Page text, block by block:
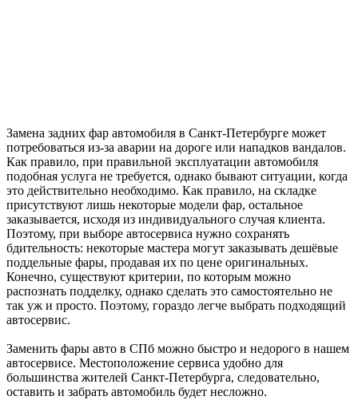
Замена задних фар автомобиля в Санкт-Петербурге может
потребоваться из-за аварии на дороге или нападков вандалов.
Как правило, при правильной эксплуатации автомобиля
подобная услуга не требуется, однако бывают ситуации, когда
это действительно необходимо. Как правило, на складке
присутствуют лишь некоторые модели фар, остальное
заказывается, исходя из индивидуального случая клиента.
Поэтому, при выборе автосервиса нужно сохранять
бдительность: некоторые мастера могут заказывать дешёвые
поддельные фары, продавая их по цене оригинальных.
Конечно, существуют критерии, по которым можно
распознать подделку, однако сделать это самостоятельно не
так уж и просто. Поэтому, гораздо легче выбрать подходящий
автосервис.
Заменить фары авто в СПб можно быстро и недорого в нашем
автосервисе. Местоположение сервиса удобно для
большинства жителей Санкт-Петербурга, следовательно,
оставить и забрать автомобиль будет несложно.